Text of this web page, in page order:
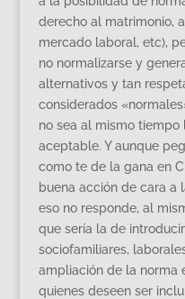
derecho al matrimonio,
mercado laboral, etc),
no normalizarse y
alternativos y tan
considerados
no sea al mismo
aceptable. Y aunque
como te de la gana en
buena acción de cara a
eso no responde, al
que sería la de
sociofamiliares,
ampliación de la norma
quienes deseen ser